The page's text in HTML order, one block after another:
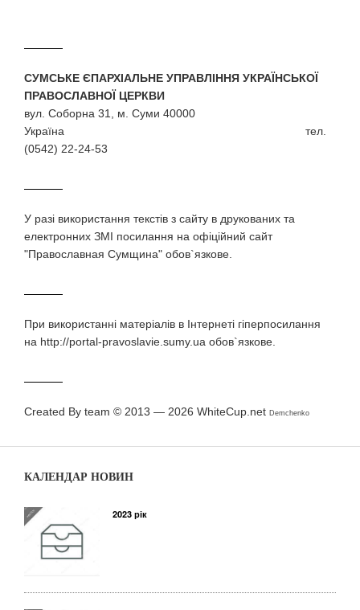
СУМСЬКЕ ЄПАРХІАЛЬНЕ УПРАВЛІННЯ УКРАЇНСЬКОЇ
ПРАВОСЛАВНОЇ ЦЕРКВИ
вул. Соборна 31, м. Суми 40000
Україна тел.
(0542) 22-24-53
У разi використання текстiв з сайту в друкованих та
електронних ЗМI посилання на офіційний сайт
"Православная Сумщина" обов`язкове.
При використаннi матерiалiв в Iнтернетi гiперпосилання
на http://portal-pravoslavie.sumy.ua обов`язкове.
Created By team © 2013 — 2026 WhiteCup.net Demchenko
КАЛЕНДАР НОВИН
2023 рік